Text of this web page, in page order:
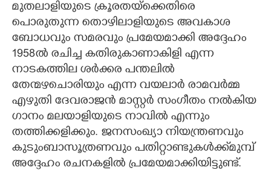
മുതലാളിയുടെ ക്രൂരതയ്ക്കെതിരെ
പൊരുതുന്ന തൊഴിലാളിയുടെ അവകാശ
ബോധവും സമരവും പ്രമേയമാക്കി അദ്ദേഹം
1958ൽ രചിച്ച കതിരുകാണാകിളി എന്ന
നാടകത്തില ശർക്കര പന്തലിൽ
തേന്മഴചൊരിയും എന്ന വയലാർ രാമവർമ്മ
എഴുതി ദേവരാജൻ മാസ്റ്റർ സംഗീതം നൽകിയ
ഗാനം മലയാളിയുടെ നാവിൽ എ‌ന്നും
തത്തിക്കളിക്കും. ജനസംഖ്യാ നിയന്ത്രണവും
കുടുംബാസൂത്രണവും പതിറ്റാണ്ടുകൾക്ക്മുമ്പ്
അദ്ദേഹം രചനകളിൽ പ്രമേയമാക്കിയിട്ടുണ്ട്.